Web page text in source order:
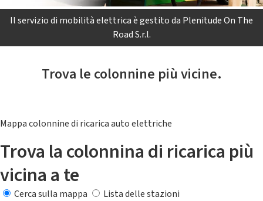
Il servizio di mobilità elettrica è gestito da Plenitude On The
Road S.r.l.
Trova le colonnine più vicine.
Mappa colonnine di ricarica auto elettriche
Trova la colonnina di ricarica più
vicina a te
Cerca sulla mappa
Lista delle stazioni